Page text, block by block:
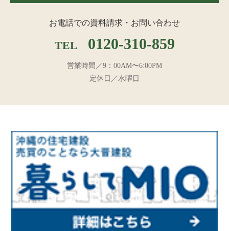
お電話での資料請求・お問い合わせ
TEL 0120-310-859
営業時間／9：00AM〜6:00PM
定休日／水曜日